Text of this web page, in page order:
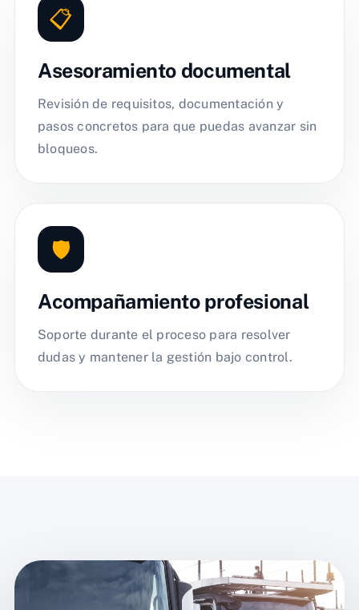
📋
Asesoramiento documental
Revisión de requisitos, documentación y
pasos concretos para que puedas avanzar sin
bloqueos.
🛡️
Acompañamiento profesional
Soporte durante el proceso para resolver
dudas y mantener la gestión bajo control.